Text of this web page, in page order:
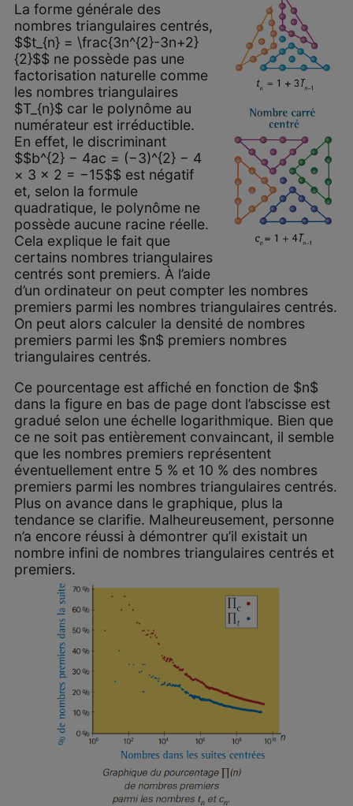
La forme générale des
nombres triangulaires centrés,
$$t_{n} = \frac{3n^{2}-3n+2}
{2}$$ ne possède pas une
factorisation naturelle comme
les nombres triangulaires
$T_{n}$ car le polynôme au
numérateur est irréductible.
En effet, le discriminant
$$b^{2} − 4ac = (−3)^{2} − 4
× 3 × 2 = −15$$ est négatif
et, selon la formule
quadratique, le polynôme ne
possède aucune racine réelle.
Cela explique le fait que
certains nombres triangulaires
centrés sont premiers. À l’aide
d’un ordinateur on peut compter les nombres
premiers parmi les nombres triangulaires centrés.
On peut alors calculer la densité de nombres
premiers parmi les $n$ premiers nombres
triangulaires centrés.
Ce pourcentage est affiché en fonction de $n$
dans la figure en bas de page dont l’abscisse est
gradué selon une échelle logarithmique. Bien que
ce ne soit pas entièrement convaincant, il semble
que les nombres premiers représentent
éventuellement entre 5 % et 10 % des nombres
premiers parmi les nombres triangulaires centrés.
Plus on avance dans le graphique, plus la
tendance se clarifie. Malheureusement, personne
n’a encore réussi à démontrer qu’il existait un
nombre infini de nombres triangulaires centrés et
premiers.